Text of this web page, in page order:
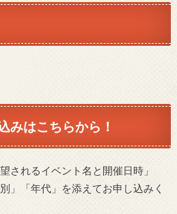
みはこちらから！
されるイベント名と開催日時」
」「年代」を添えてお申し込みく